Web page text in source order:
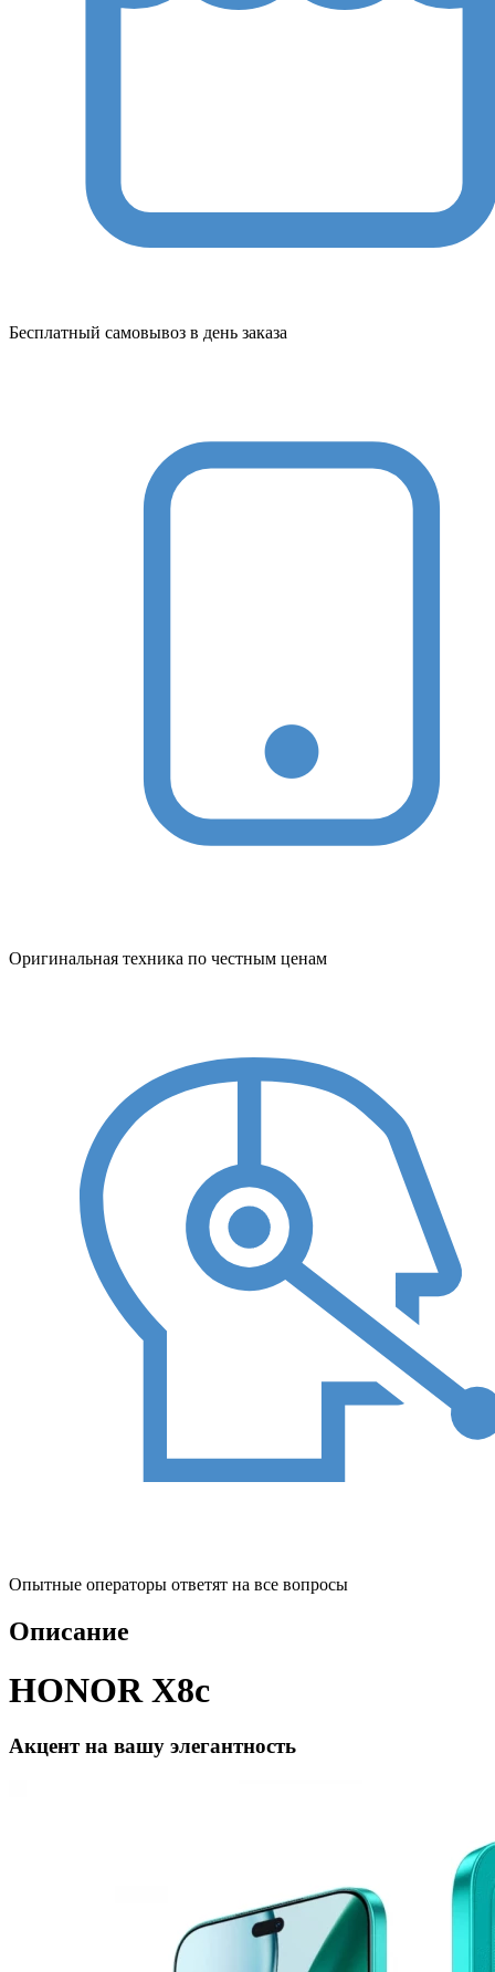
Бесплатный самовывоз в день заказа
Оригинальная техника по честным ценам
Опытные операторы ответят на все вопросы
Описание
HONOR X8c
Акцент на вашу элегантность